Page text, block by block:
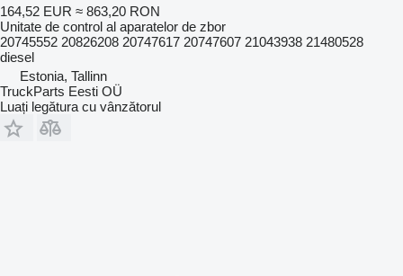
164,52 EUR ≈ 863,20 RON
Unitate de control al aparatelor de zbor
20745552 20826208 20747617 20747607 21043938 21480528
diesel
Estonia, Tallinn
TruckParts Eesti OÜ
Luați legătura cu vânzătorul